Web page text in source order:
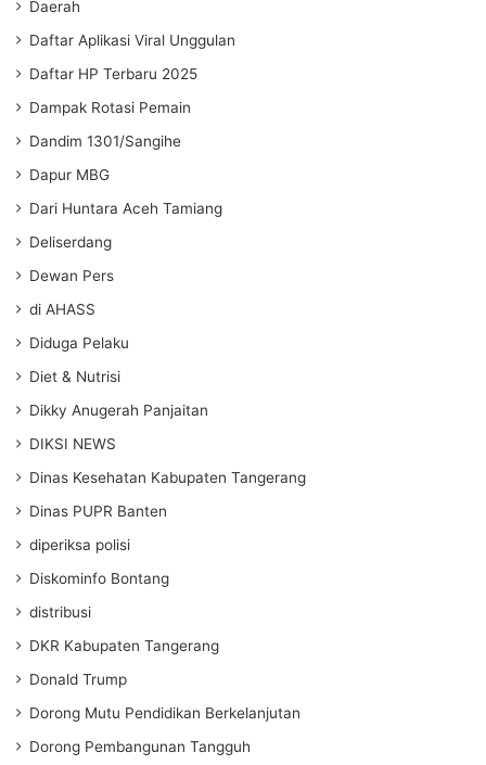
Daerah
Daftar Aplikasi Viral Unggulan
Daftar HP Terbaru 2025
Dampak Rotasi Pemain
Dandim 1301/Sangihe
Dapur MBG
Dari Huntara Aceh Tamiang
Deliserdang
Dewan Pers
di AHASS
Diduga Pelaku
Diet & Nutrisi
Dikky Anugerah Panjaitan
DIKSI NEWS
Dinas Kesehatan Kabupaten Tangerang
Dinas PUPR Banten
diperiksa polisi
Diskominfo Bontang
distribusi
DKR Kabupaten Tangerang
Donald Trump
Dorong Mutu Pendidikan Berkelanjutan
Dorong Pembangunan Tangguh